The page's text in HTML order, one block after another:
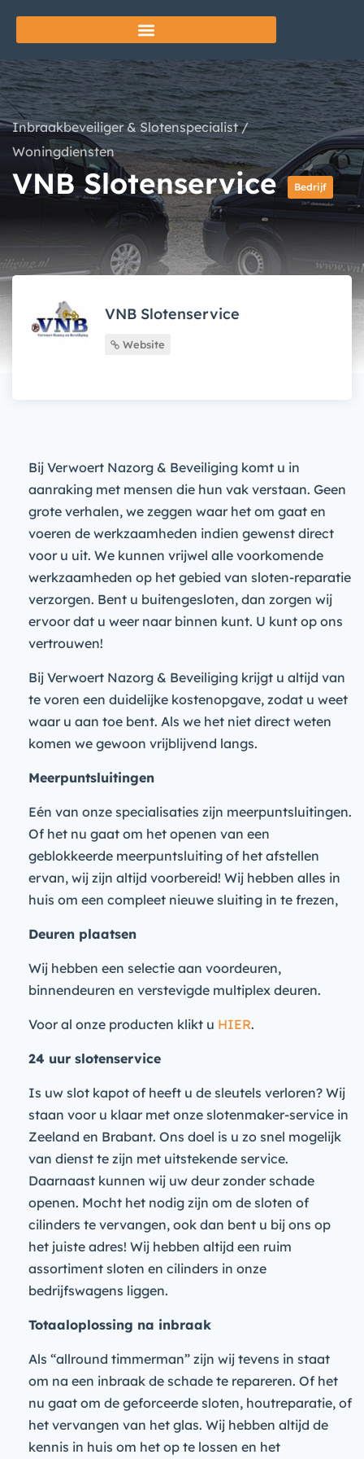
Inbraakbeveiliger & Slotenspecialist/
Woningdiensten
VNB Slotenservice Bedrijf
VNB Slotenservice
Website
Bij Verwoert Nazorg & Beveiliging komt u in
aanraking met mensen die hun vak verstaan. Geen
grote verhalen, we zeggen waar het om gaat en
voeren de werkzaamheden indien gewenst direct
voor u uit. We kunnen vrijwel alle voorkomende
werkzaamheden op het gebied van sloten-reparatie
verzorgen. Bent u buitengesloten, dan zorgen wij
ervoor dat u weer naar binnen kunt. U kunt op ons
vertrouwen!
Bij Verwoert Nazorg & Beveiliging krijgt u altijd van
te voren een duidelijke kostenopgave, zodat u weet
waar u aan toe bent. Als we het niet direct weten
komen we gewoon vrijblijvend langs.
Meerpuntsluitingen
Eén van onze specialisaties zijn meerpuntsluitingen.
Of het nu gaat om het openen van een
geblokkeerde meerpuntsluiting of het afstellen
ervan, wij zijn altijd voorbereid! Wij hebben alles in
huis om een compleet nieuwe sluiting in te frezen,
Deuren plaatsen
Wij hebben een selectie aan voordeuren,
binnendeuren en verstevigde multiplex deuren.
Voor al onze producten klikt u HIER.
24 uur slotenservice
Is uw slot kapot of heeft u de sleutels verloren? Wij
staan voor u klaar met onze slotenmaker-service in
Zeeland en Brabant. Ons doel is u zo snel mogelijk
van dienst te zijn met uitstekende service.
Daarnaast kunnen wij uw deur zonder schade
openen. Mocht het nodig zijn om de sloten of
cilinders te vervangen, ook dan bent u bij ons op
het juiste adres! Wij hebben altijd een ruim
assortiment sloten en cilinders in onze
bedrijfswagens liggen.
Totaaloplossing na inbraak
Als “allround timmerman” zijn wij tevens in staat
om na een inbraak de schade te repareren. Of het
nu gaat om de geforceerde sloten, houtreparatie, of
het vervangen van het glas. Wij hebben altijd de
kennis in huis om het op te lossen en het